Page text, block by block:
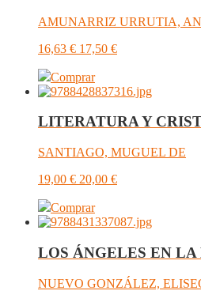
AMUNARRIZ URRUTIA,
16,63 € 17,50 €
Comprar
LITERATURA Y
SANTIAGO, MUGUEL DE
19,00 € 20,00 €
Comprar
LOS ÁNGELES EN
NUEVO GONZÁLEZ,